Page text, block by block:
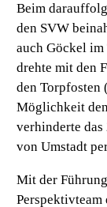
Beim
den SVW
auch Göckel im
drehte mit den
den Torpfosten
Möglichkeit
verhinderte das
von Umstadt
Mit der
Perspektivteam